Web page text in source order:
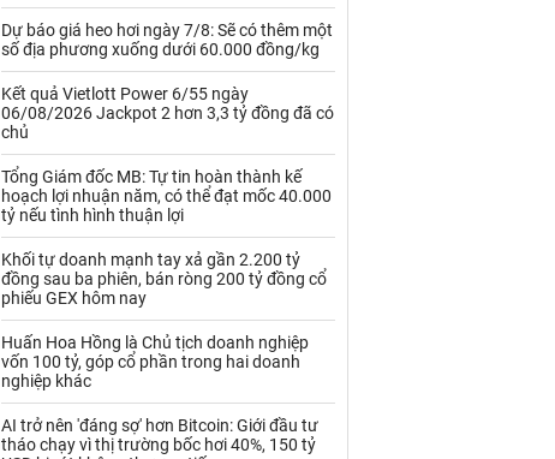
Rau - Củ -Quả Sắt thép
Sữa
Than Thức ăn chăn nuôi
Thủy hải sản khác Tôm
Xi măng - Clynker
Dự báo giá heo hơi ngày 7/8: Sẽ có thêm một
số địa phương xuống dưới 60.000 đồng/kg
Kết quả Vietlott Power 6/55 ngày
06/08/2026 Jackpot 2 hơn 3,3 tỷ đồng đã có
chủ
Tổng Giám đốc MB: Tự tin hoàn thành kế
hoạch lợi nhuận năm, có thể đạt mốc 40.000
tỷ nếu tình hình thuận lợi
Khối tự doanh mạnh tay xả gần 2.200 tỷ
đồng sau ba phiên, bán ròng 200 tỷ đồng cổ
phiếu GEX hôm nay
Huấn Hoa Hồng là Chủ tịch doanh nghiệp
vốn 100 tỷ, góp cổ phần trong hai doanh
nghiệp khác
AI trở nên 'đáng sợ' hơn Bitcoin: Giới đầu tư
tháo chạy vì thị trường bốc hơi 40%, 150 tỷ